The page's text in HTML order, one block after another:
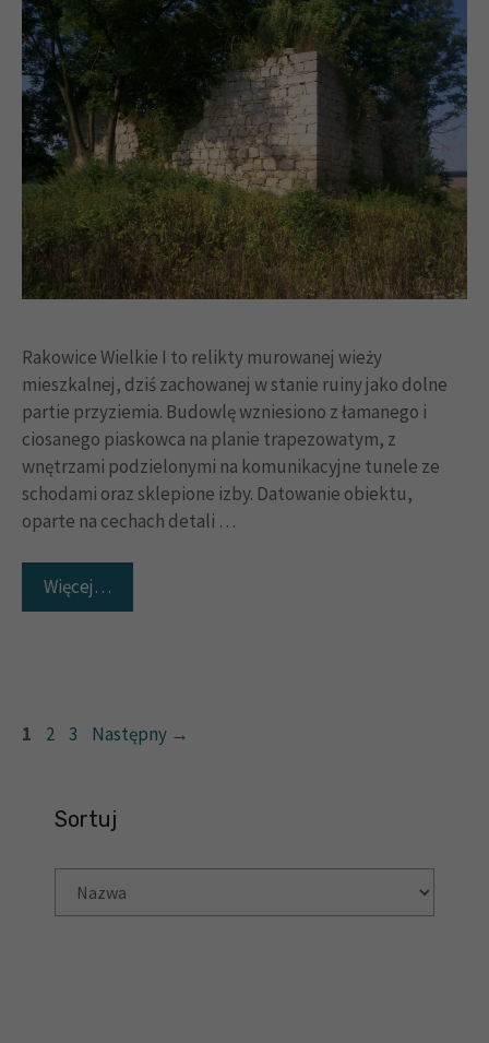
Rakowice Wielkie I to relikty murowanej wieży
mieszkalnej, dziś zachowanej w stanie ruiny jako dolne
partie przyziemia. Budowlę wzniesiono z łamanego i
ciosanego piaskowca na planie trapezowatym, z
wnętrzami podzielonymi na komunikacyjne tunele ze
schodami oraz sklepione izby. Datowanie obiektu,
oparte na cechach detali …
Więcej…
Strona
1 Strona
2 Strona
3 Następny →
Sortuj